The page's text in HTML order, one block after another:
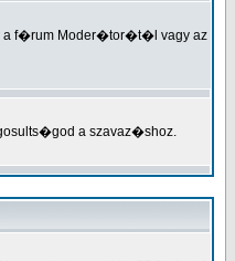
f�rum Moder�tor�t�l vagy az
a szavaz�shoz.